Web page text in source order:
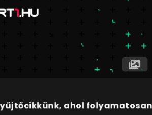
ahol folyamatosan